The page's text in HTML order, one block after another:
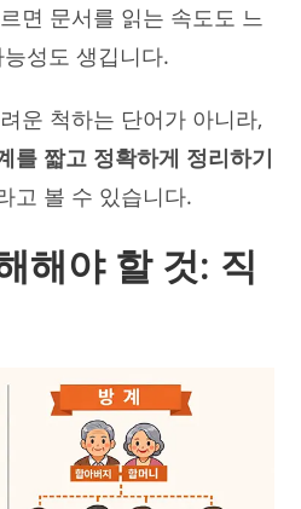
면 문서를 읽는 속도도 느
성도 생깁니다.
운 척하는 단어가 아니라,
를 짧고 정확하게 정리하기
고 볼 수 있습니다.
해야 할 것: 직